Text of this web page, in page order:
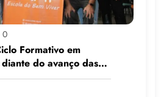
0
Formativo em
do avanço das